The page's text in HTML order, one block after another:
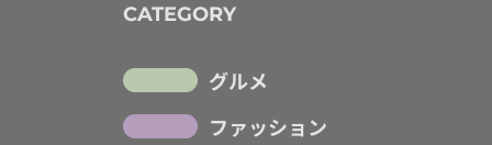
CATEGORY
グルメ
ファッション